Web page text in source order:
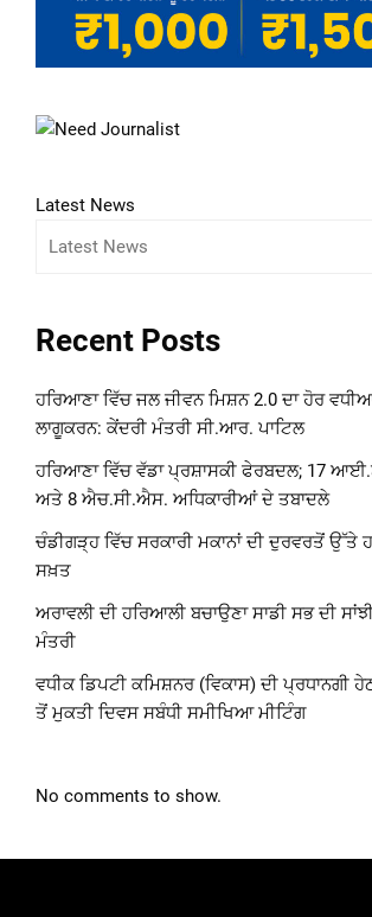
Latest News
Recent Posts
ਹਰਿਆਣਾ ਵਿੱਚ ਜਲ ਜੀਵਨ ਮਿਸ਼ਨ 2.0 ਦਾ ਹੋਰ
ਲਾਗੂਕਰਨ: ਕੇਂਦਰੀ ਮੰਤਰੀ ਸੀ.ਆਰ. ਪਾਟਿਲ
ਹਰਿਆਣਾ ਵਿੱਚ ਵੱਡਾ ਪ੍ਰਸ਼ਾਸਕੀ ਫੇਰਬਦਲ; 17
ਅਤੇ 8 ਐਚ.ਸੀ.ਐਸ. ਅਧਿਕਾਰੀਆਂ ਦੇ ਤਬਾਦਲੇ
ਚੰਡੀਗੜ੍ਹ ਵਿੱਚ ਸਰਕਾਰੀ ਮਕਾਨਾਂ ਦੀ ਦੁਰਵਰਤੋਂ ਉੱਤੇ
ਸਖ਼ਤ
ਅਰਾਵਲੀ ਦੀ ਹਰਿਆਲੀ ਬਚਾਉਣਾ ਸਾਡੀ ਸਭ ਦੀ
ਮੰਤਰੀ
ਵਧੀਕ ਡਿਪਟੀ ਕਮਿਸ਼ਨਰ (ਵਿਕਾਸ) ਦੀ ਪ੍ਰਧਾਨਗੀ
ਤੋਂ ਮੁਕਤੀ ਦਿਵਸ ਸਬੰਧੀ ਸਮੀਖਿਆ ਮੀਟਿੰਗ
No comments to show.